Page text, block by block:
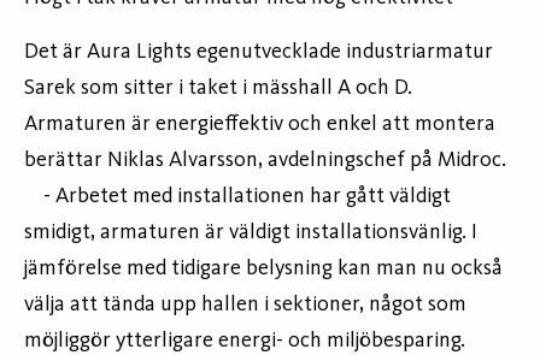
Det är Aura Lights egenutvecklade industriarmatur
Sarek som sitter i taket i mässhall A och D.
Armaturen är energieffektiv och enkel att montera
berättar Niklas Alvarsson, avdelningschef på Midroc.
- Arbetet med installationen har gått väldigt
smidigt, armaturen är väldigt installationsvänlig. I
jämförelse med tidigare belysning kan man nu också
välja att tända upp hallen i sektioner, något som
möjliggör ytterligare energi- och miljöbesparing.